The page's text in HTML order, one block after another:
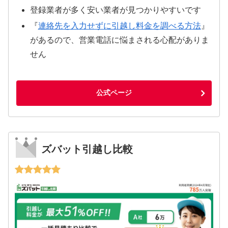
登録業者が多く安い業者が見つかりやすいです
『連絡先を入力せずに引越し料金を調べる方法』
があるので、営業電話に悩まされる心配がありま
せん
公式ページ
ズバット引越し比較